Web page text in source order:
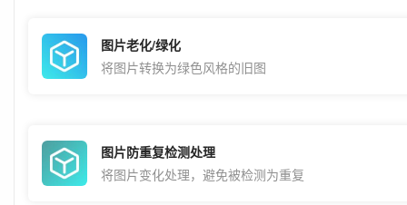
图片老化/绿化
将图片转换为绿色风格的旧图
图片防重复检测处理
将图片变化处理，避免被检测为重复